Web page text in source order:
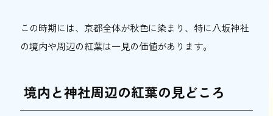
この時期には、京都全体が秋色に染まり、特に八坂神社
の境内や周辺の紅葉は一見の価値があります。
境内と神社周辺の紅葉の見どころ